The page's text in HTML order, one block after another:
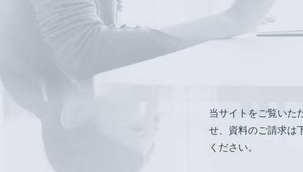
当サイトをご覧いた
せ、資料のご請求は
ください。